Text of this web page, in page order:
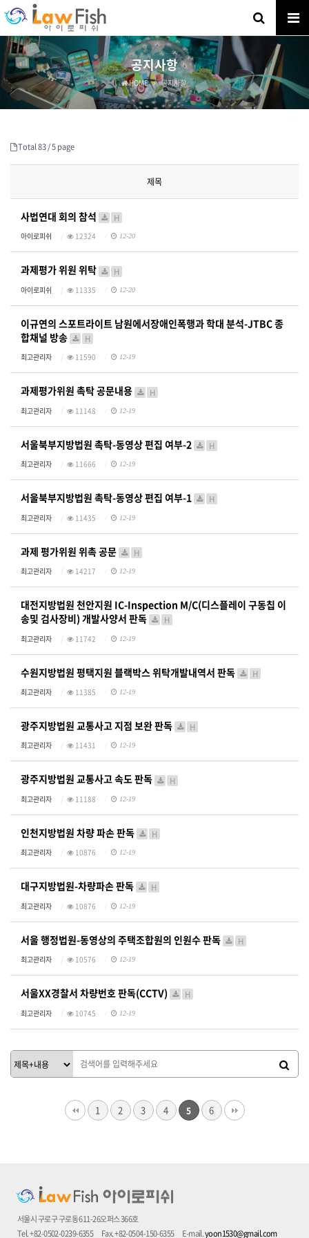
공지사항
HOME 공지사항
Total 83 /5 page
제목
사법연대 회의 참석 H
아이로피쉬 12324 12-20
과제평가 위원 위탁 H
아이로피쉬 11335 12-20
이규연의 스포트라이트 남원에서장애인폭행과 학대 분석-JTBC 종
합채널 방송
H
최고관리자 11590 12-19
과제평가위원 촉탁 공문내용 H
최고관리자 11148 12-19
서울북부지방법원 촉탁-동영상 편집 여부-2 H
최고관리자 11666 12-19
서울북부지방법원 촉탁-동영상 편집 여부-1 H
최고관리자 11435 12-19
과제 평가위원 위촉 공문 H
최고관리자 14217 12-19
대전지방법원 천안지원 IC-Inspection M/C(디스플레이 구동칩 이
송및 검사장비) 개발사양서 판독
H
최고관리자 11742 12-19
수원지방법원 평택지원 블랙박스 위탁개발내역서 판독 H
최고관리자 11385 12-19
광주지방법원 교통사고 지점 보완 판독 H
최고관리자 11431 12-19
광주지방법원 교통사고 속도 판독 H
최고관리자 11188 12-19
인천지방법원 차량 파손 판독 H
최고관리자 10876 12-19
대구지방법원-차량파손 판독 H
최고관리자 10876 12-19
서울 행정법원-동영상의 주택조합원의 인원수 판독 H
최고관리자 10576 12-19
서울XX경찰서 차량번호 판독(CCTV) H
최고관리자 10745 12-19
1 2 3 4 5 6
서울시 구로구 구로동 611-26오퍼스 366호
Tel. +82-0502-0239-6355
Fax. +82-0504-150-6355 E-mail.yoon1530@gmail.com